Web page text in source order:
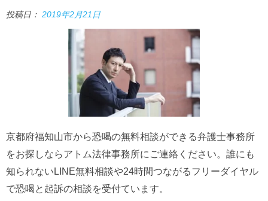
投稿日： 2019年2月21日
京都府福知山市から恐喝の無料相談ができる弁護士事務所
をお探しならアトム法律事務所にご連絡ください。誰にも
知られないLINE無料相談や24時間つながるフリーダイヤル
で恐喝と起訴の相談を受付ています。